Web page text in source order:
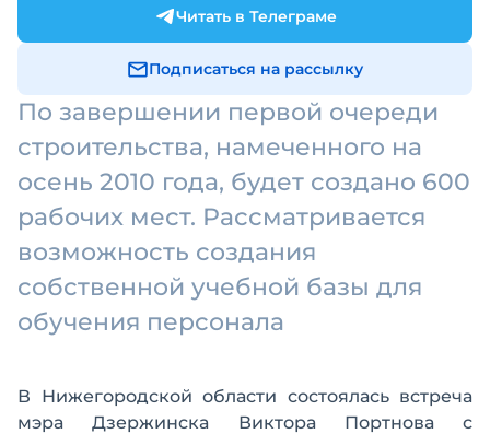
Читать в Телеграме
Подписаться на рассылку
По завершении первой очереди
строительства, намеченного на
осень 2010 года, будет создано 600
рабочих мест. Рассматривается
возможность создания
собственной учебной базы для
обучения персонала
В Нижегородской области состоялась встреча
мэра Дзержинска Виктора Портнова с